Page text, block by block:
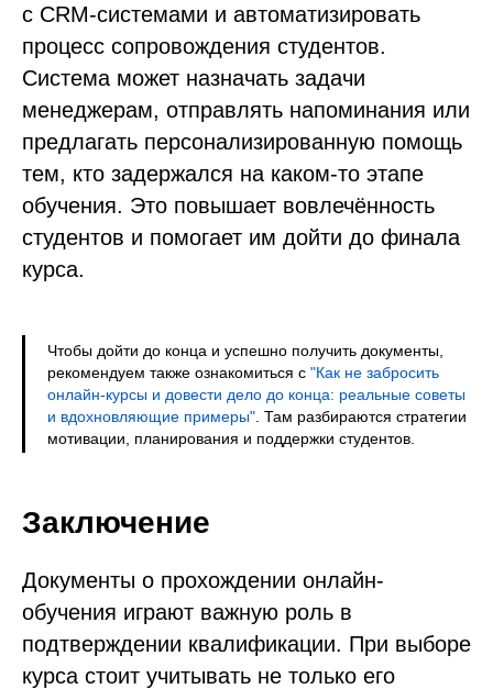
с CRM-системами и автоматизировать
процесс сопровождения студентов.
Система может назначать задачи
менеджерам, отправлять напоминания или
предлагать персонализированную помощь
тем, кто задержался на каком-то этапе
обучения. Это повышает вовлечённость
студентов и помогает им дойти до финала
курса.
Чтобы дойти до конца и успешно получить документы,
рекомендуем также ознакомиться с "Как не забросить
онлайн-курсы и довести дело до конца: реальные советы
и вдохновляющие примеры" . Там разбираются стратегии
мотивации, планирования и поддержки студентов.
Заключение
Документы о прохождении онлайн-
обучения играют важную роль в
подтверждении квалификации. При выборе
курса стоит учитывать не только его